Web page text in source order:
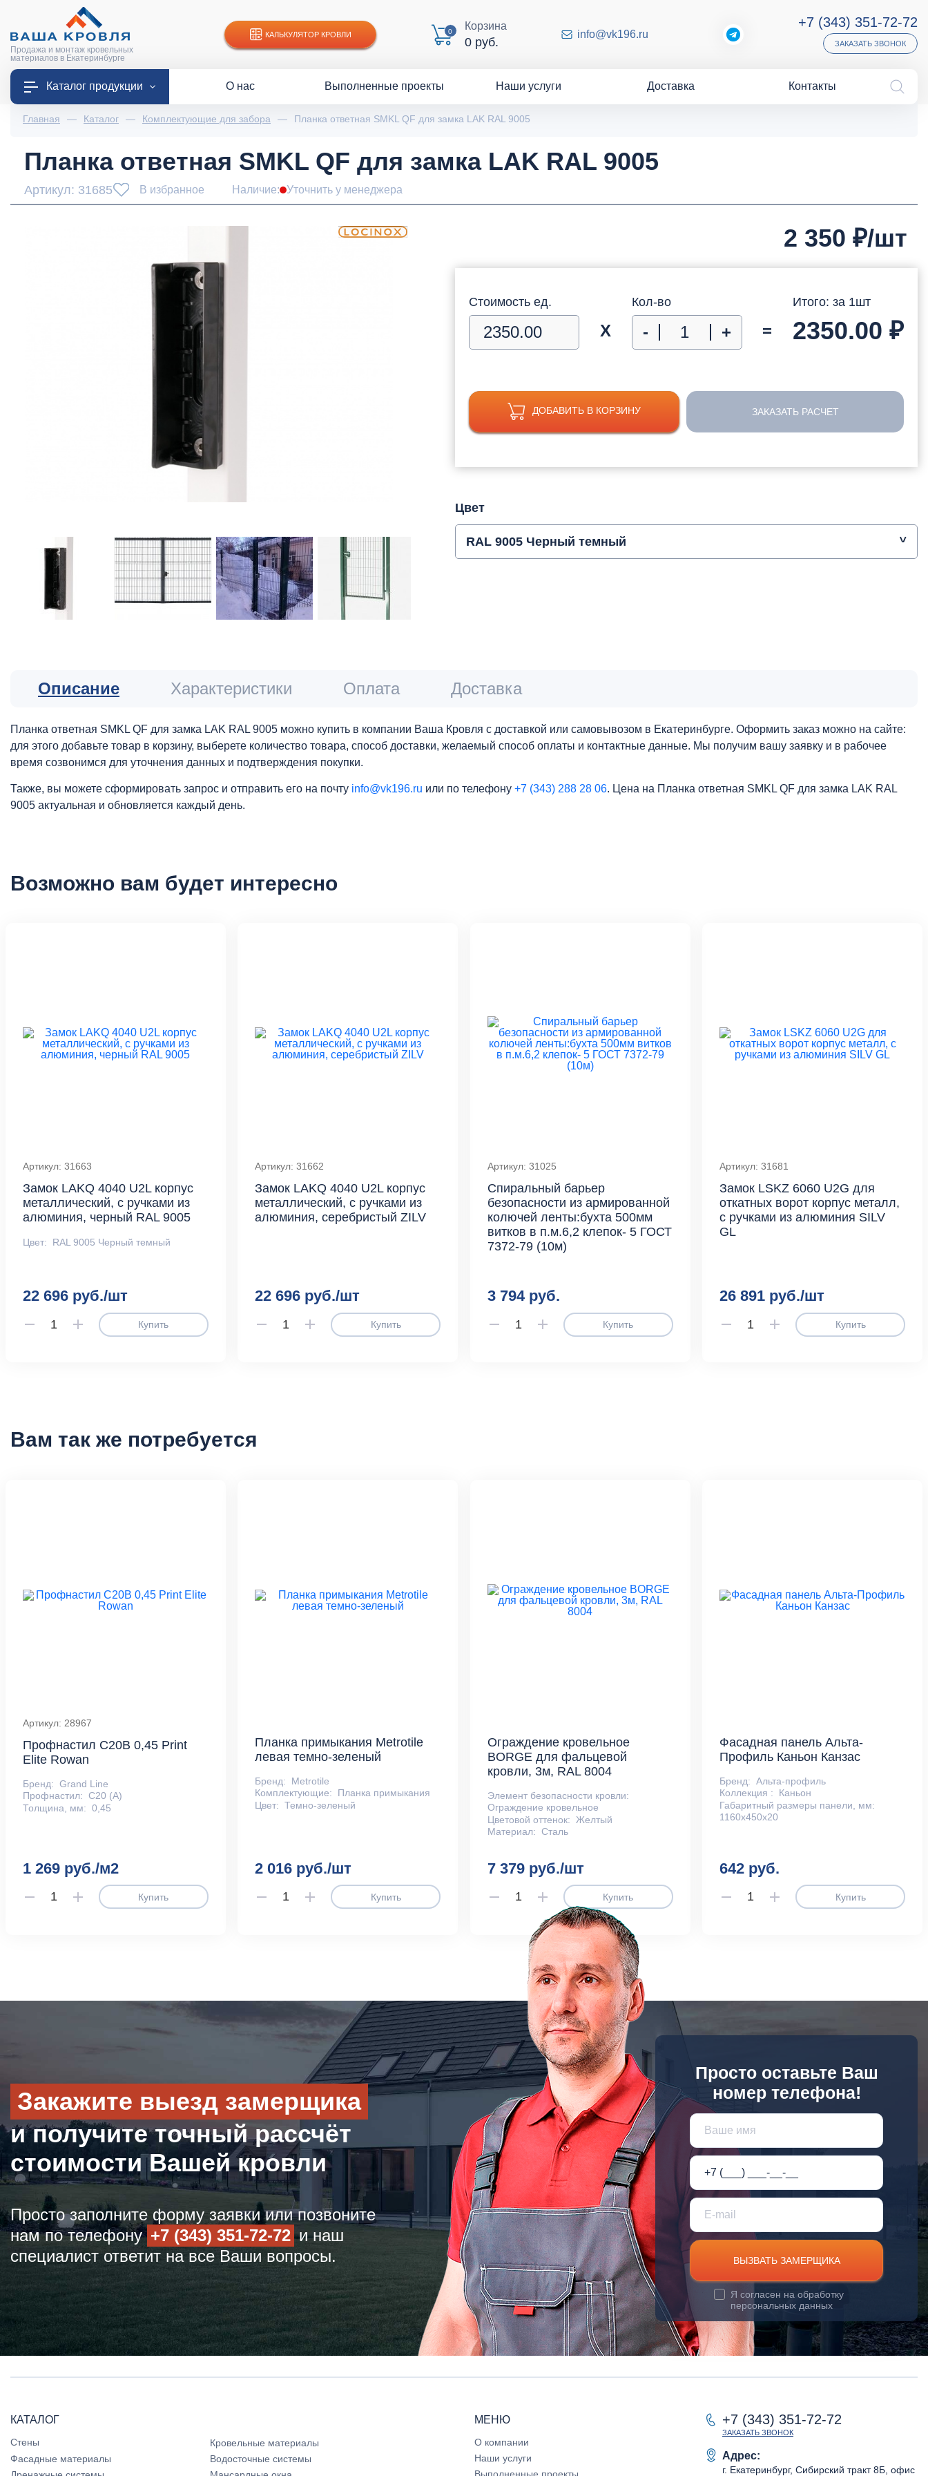
Продажа и монтаж кровельных
материалов в Екатеринбурге
КАЛЬКУЛЯТОР КРОВЛИ 0 Корзина
0 руб.
info@vk196.ru
+7 (343) 351-72-72
ЗАКАЗАТЬ ЗВОНОК
Каталог продукции О нас Выполненные проекты Наши услуги Доставка Контакты
Главная — Каталог — Комплектующие для забора — Планка ответная SMKL QF для замка LAK RAL 9005
Планка ответная SMKL QF для замка LAK RAL 9005
Артикул: 31685 В избранное Наличие: Уточнить у менеджера
2 350 ₽/шт
Стоимость ед.
Х
Кол-во
- + =
Итого: за 1шт
2350.00 ₽
ДОБАВИТЬ В КОРЗИНУ ЗАКАЗАТЬ РАСЧЕТ
Цвет
RAL 9005 Черный темный
Описание Характеристики Оплата Доставка
Планка ответная SMKL QF для замка LAK RAL 9005 можно купить в компании Ваша Кровля с доставкой или самовывозом в Екатеринбурге. Оформить заказ можно на сайте:
для этого добавьте товар в корзину, выберете количество товара, способ доставки, желаемый способ оплаты и контактные данные. Мы получим вашу заявку и в рабочее
время созвонимся для уточнения данных и подтверждения покупки.
Также, вы можете сформировать запрос и отправить его на почту info@vk196.ru или по телефону +7 (343) 288 28 06. Цена на Планка ответная SMKL QF для замка LAK RAL
9005 актуальная и обновляется каждый день.
Возможно вам будет интересно
Артикул: 31663
Замок LAKQ 4040 U2L корпус
металлический, с ручками из
алюминия, черный RAL 9005
Цвет: RAL 9005 Черный темный
22 696 руб./шт
Купить
Артикул: 31662
Замок LAKQ 4040 U2L корпус
металлический, с ручками из
алюминия, серебристый ZILV
22 696 руб./шт
Купить
Артикул: 31025
Спиральный барьер
безопасности из армированной
колючей ленты:бухта 500мм
витков в п.м.6,2 клепок- 5 ГОСТ
7372-79 (10м)
3 794 руб.
Купить
Артикул: 31681
Замок LSKZ 6060 U2G для
откатных ворот корпус металл,
с ручками из алюминия SILV
GL
26 891 руб./шт
Купить
Вам так же потребуется
Артикул: 28967
Профнастил С20В 0,45 Print
Elite Rowan
Бренд: Grand Line
Профнастил: С20 (А)
Толщина, мм: 0,45
1 269 руб./м2
Купить
Планка примыкания Metrotile
левая темно-зеленый
Бренд:
Metrotile
Комплектующие:
Планка примыкания
Цвет: Темно-зеленый
2 016 руб./шт
Купить
Ограждение кровельное
BORGE для фальцевой
кровли, 3м, RAL 8004
Элемент безопасности кровли:
Ограждение кровельное
Цветовой оттенок:
Желтый
Материал: Сталь
7 379 руб./шт
Купить
Фасадная панель Альта-
Профиль Каньон Канзас
Бренд: Альта-профиль
Коллекция :
Каньон
Габаритный размеры панели, мм:
1160х450х20
642 руб.
Купить
Закажите выезд замерщика
и получите точный рассчёт
стоимости Вашей кровли
Просто заполните форму заявки или позвоните
нам по телефону +7 (343) 351-72-72и наш
специалист ответит на все Ваши вопросы.
Просто оставьте Ваш
номер телефона!
ВЫЗВАТЬ ЗАМЕРЩИКА
Я согласен на обработку
персональных данных
КАТАЛОГ
Стены
Кровельные материалы
Фасадные материалы
Водосточные системы
МЕНЮ
О компании
Наши услуги
+7 (343) 351-72-72
ЗАКАЗАТЬ ЗВОНОК
Адрес:
г. Екатеринбург, Сибирский тракт 8Б, офис